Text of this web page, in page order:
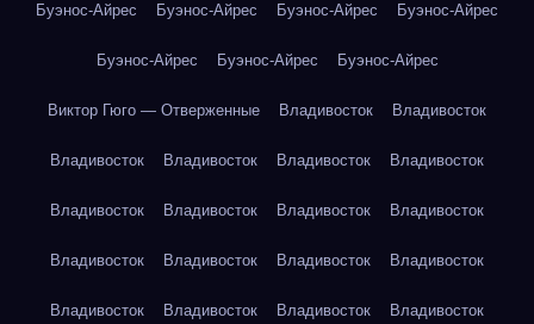
Буэнос-Айрес Буэнос-Айрес Буэнос-Айрес Буэнос-Айрес
Буэнос-Айрес Буэнос-Айрес Буэнос-Айрес
Виктор Гюго — Отверженные Владивосток Владивосток
Владивосток Владивосток Владивосток Владивосток
Владивосток Владивосток Владивосток Владивосток
Владивосток Владивосток Владивосток Владивосток
Владивосток Владивосток Владивосток Владивосток